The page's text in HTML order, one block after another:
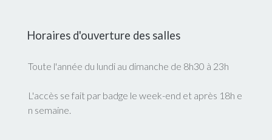
Horaires d'ouverture des salles
Toute l'année du lundi au dimanche de 8h30 à 23h
L'accès se fait par badge le week-end et après 18h e
n semaine.